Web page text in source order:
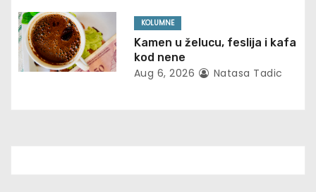
i
o
n
KOLUMNE
Kamen u želucu, feslija i kafa
kod nene
Aug 6, 2026 Natasa Tadic